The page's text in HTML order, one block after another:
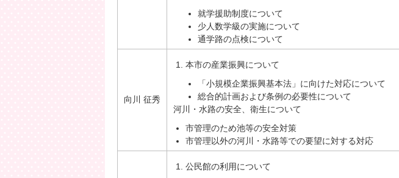
就学援助制度について
少人数学級の実施について
通学路の点検について
向川 征秀
本市の産業振興について
「小規模企業振興基本法」に向けた対応について
総合的計画および条例の必要性について
河川・水路の安全、衛生について
市管理のため池等の安全対策
市管理以外の河川・水路等での要望に対する対応
公民館の利用について